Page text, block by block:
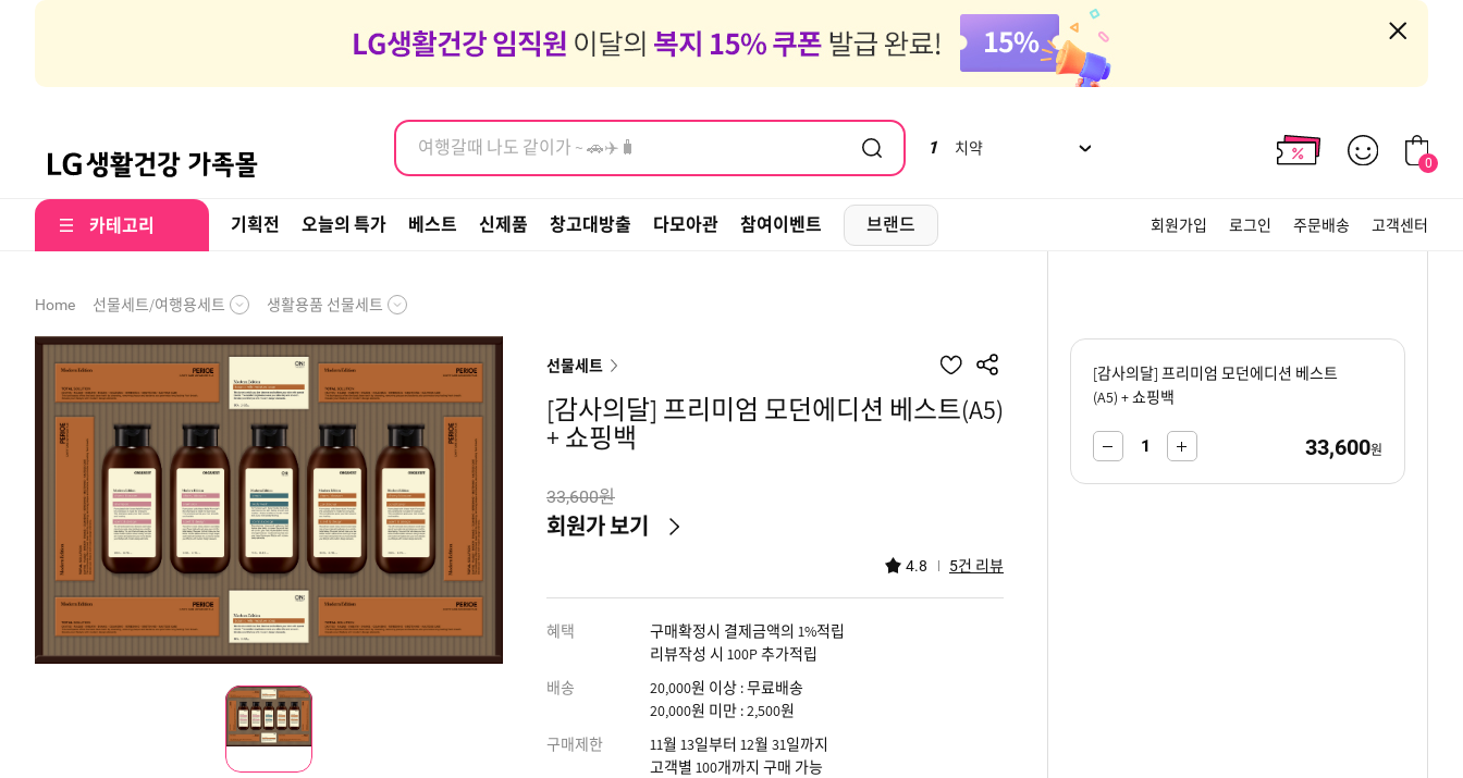
염색약, 염모제, 새치
염색약, 염모제, 새치 1 치약
0
카테고리 기획전 오늘의 특가 베스트 신제품 창고대방출 다모아관 참여이벤트 브랜드 회원가입 로그인 주문배송 고객센터
Home 선물세트/여행용세트 생활용품 선물세트
선물세트
[감사의달] 프리미엄 모던에디션 베스트(A5)
+ 쇼핑백
33,600원
회원가 보기
4.8 5건 리뷰
혜택
구매확정시 결제금액의 1%적립
리뷰작성 시 100P 추가적립
배송
20,000원 이상 : 무료배송
20,000원 미만 : 2,500원
구매제한
11월 13일부터 12월 31일까지
고객별 100개까지 구매 가능
[감사의달] 프리미엄 모던에디션 베스트
(A5) + 쇼핑백
33,600원